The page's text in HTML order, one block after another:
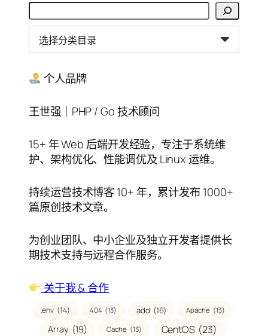
搜
索
分
类
录 个人品牌
王世强｜PHP / Go 技术顾问
15+ 年 Web 后端开发经验，专注于系统维
护、架构优化、性能调优及 Linux 运维。
持续运营技术博客 10+ 年，累计发布 1000+
篇原创技术文章。
为创业团队、中小企业及独立开发者提供长
期技术支持与远程合作服务。
关于我 & 合作
.env (14) 404 (13) add (16) Apache (13)
Array (19) Cache (13) CentOS (23)